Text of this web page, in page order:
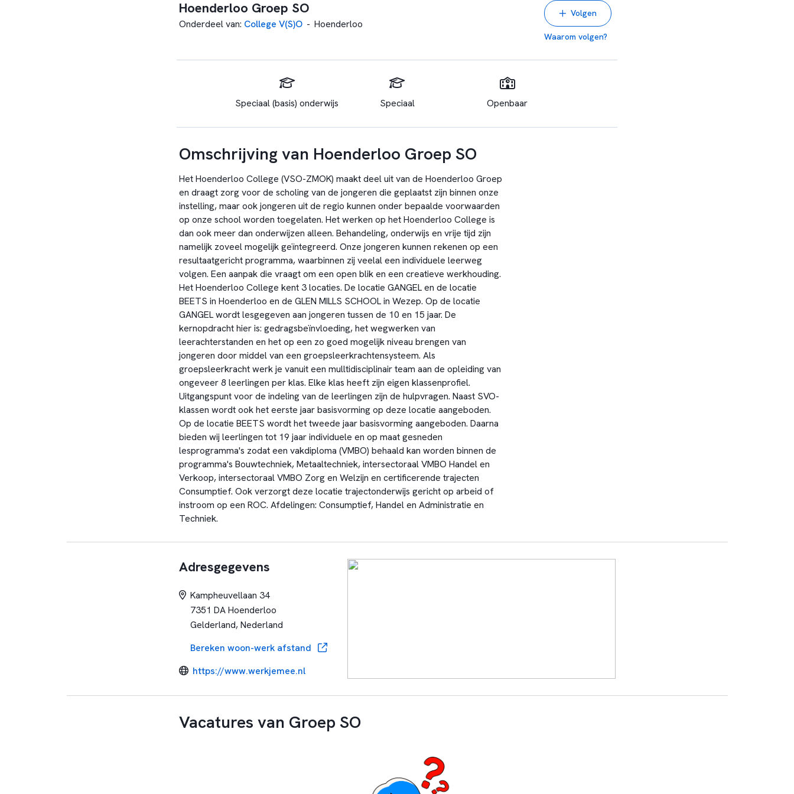
Hoenderloo Groep SO
Onderdeel van: College V(S)O - Hoenderloo
Volgen
Waarom volgen?
Speciaal (basis) onderwijs Speciaal Openbaar
Omschrijving van Hoenderloo Groep SO
Het Hoenderloo College (VSO-ZMOK) maakt deel uit van de Hoenderloo Groep
en draagt zorg voor de scholing van de jongeren die geplaatst zijn binnen onze
instelling, maar ook jongeren uit de regio kunnen onder bepaalde voorwaarden
op onze school worden toegelaten. Het werken op het Hoenderloo College is
dan ook meer dan onderwijzen alleen. Behandeling, onderwijs en vrije tijd zijn
namelijk zoveel mogelijk geïntegreerd. Onze jongeren kunnen rekenen op een
resultaatgericht programma, waarbinnen zij veelal een individuele leerweg
volgen. Een aanpak die vraagt om een open blik en een creatieve werkhouding.
Het Hoenderloo College kent 3 locaties. De locatie GANGEL en de locatie
BEETS in Hoenderloo en de GLEN MILLS SCHOOL in Wezep. Op de locatie
GANGEL wordt lesgegeven aan jongeren tussen de 10 en 15 jaar. De
kernopdracht hier is: gedragsbeïnvloeding, het wegwerken van
leerachterstanden en het op een zo goed mogelijk niveau brengen van
jongeren door middel van een groepsleerkrachtensysteem. Als
groepsleerkracht werk je vanuit een mulltidisciplinair team aan de opleiding van
ongeveer 8 leerlingen per klas. Elke klas heeft zijn eigen klassenprofiel.
Uitgangspunt voor de indeling van de leerlingen zijn de hulpvragen. Naast SVO-
klassen wordt ook het eerste jaar basisvorming op deze locatie aangeboden.
Op de locatie BEETS wordt het tweede jaar basisvorming aangeboden. Daarna
bieden wij leerlingen tot 19 jaar individuele en op maat gesneden
lesprogramma's zodat een vakdiploma (VMBO) behaald kan worden binnen de
programma's Bouwtechniek, Metaaltechniek, intersectoraal VMBO Handel en
Verkoop, intersectoraal VMBO Zorg en Welzijn en certificerende trajecten
Consumptief. Ook verzorgt deze locatie trajectonderwijs gericht op arbeid of
instroom op een ROC. Afdelingen: Consumptief, Handel en Administratie en
Techniek.
Adresgegevens
Kampheuvellaan 34
7351 DA Hoenderloo
Gelderland, Nederland
Bereken woon-werk afstand
https://www.werkjemee.nl
Vacatures van Groep SO